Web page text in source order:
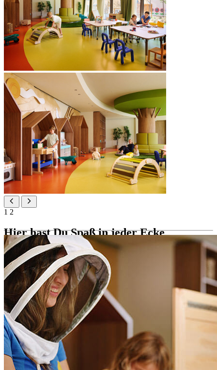
1 2
Hier hast Du Spaß in jeder Ecke
Unser voll ausgestatteter Maro Club ist eigens dafür konzipiert,
Kinder mit spannenden Spielen, kreativen Aktivitäten und
Erfahrungen zu unterhalten und spielerisches Lernen zu fördern.
Maro Club – Ganztägige Kinderbetreuung in Innen- und
Außenspielzimmern für Kinder im Alter von 3–12 Jahren mit
kreativem und lehrreichem Programm
Spannende Spiele, kreative Aktivitäten und Erlebnisse, die
zum Lernen durch Spielen anregen
Täglich von 9 bis 21 Uhr betreute Programme durch
qualifiziertes Personal
Babysitting-Service (gegen Aufpreis)